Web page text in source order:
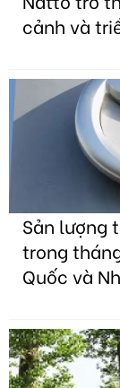
cảnh và
Sản lượng
trong
Quốc và